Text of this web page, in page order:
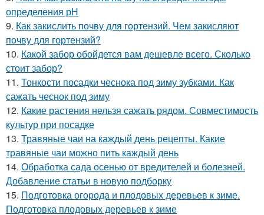
определения рН
9. Как закислить почву для гортензий. Чем закисляют
почву для гортензий?
10. Какой забор обойдется вам дешевле всего. Сколько
стоит забор?
11. Тонкости посадки чеснока под зиму зубками. Как
сажать чеснок под зиму
12. Какие растения нельзя сажать рядом. Совместимость
культур при посадке
13. Травяные чаи на каждый день рецепты. Какие
травяные чаи можно пить каждый день
14. Обработка сада осенью от вредителей и болезней.
Добавление статьи в новую подборку
15. Подготовка огорода и плодовых деревьев к зиме.
Подготовка плодовых деревьев к зиме